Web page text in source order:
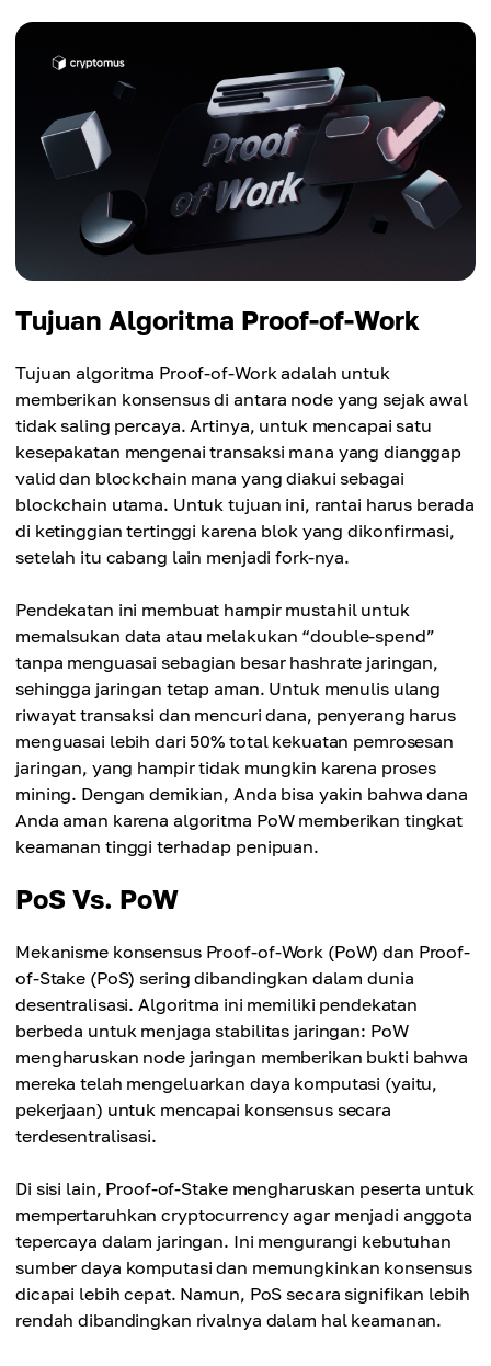
Tujuan Algoritma Proof-of-Work
Tujuan algoritma Proof-of-Work adalah untuk
memberikan konsensus di antara node yang sejak awal
tidak saling percaya. Artinya, untuk mencapai satu
kesepakatan mengenai transaksi mana yang dianggap
valid dan blockchain mana yang diakui sebagai
blockchain utama. Untuk tujuan ini, rantai harus berada
di ketinggian tertinggi karena blok yang dikonfirmasi,
setelah itu cabang lain menjadi fork-nya.
Pendekatan ini membuat hampir mustahil untuk
memalsukan data atau melakukan “double-spend”
tanpa menguasai sebagian besar hashrate jaringan,
sehingga jaringan tetap aman. Untuk menulis ulang
riwayat transaksi dan mencuri dana, penyerang harus
menguasai lebih dari 50% total kekuatan pemrosesan
jaringan, yang hampir tidak mungkin karena proses
mining. Dengan demikian, Anda bisa yakin bahwa dana
Anda aman karena algoritma PoW memberikan tingkat
keamanan tinggi terhadap penipuan.
PoS Vs. PoW
Mekanisme konsensus Proof-of-Work (PoW) dan Proof-
of-Stake (PoS) sering dibandingkan dalam dunia
desentralisasi. Algoritma ini memiliki pendekatan
berbeda untuk menjaga stabilitas jaringan: PoW
mengharuskan node jaringan memberikan bukti bahwa
mereka telah mengeluarkan daya komputasi (yaitu,
pekerjaan) untuk mencapai konsensus secara
terdesentralisasi.
Di sisi lain, Proof-of-Stake mengharuskan peserta untuk
mempertaruhkan cryptocurrency agar menjadi anggota
tepercaya dalam jaringan. Ini mengurangi kebutuhan
sumber daya komputasi dan memungkinkan konsensus
dicapai lebih cepat. Namun, PoS secara signifikan lebih
rendah dibandingkan rivalnya dalam hal keamanan.